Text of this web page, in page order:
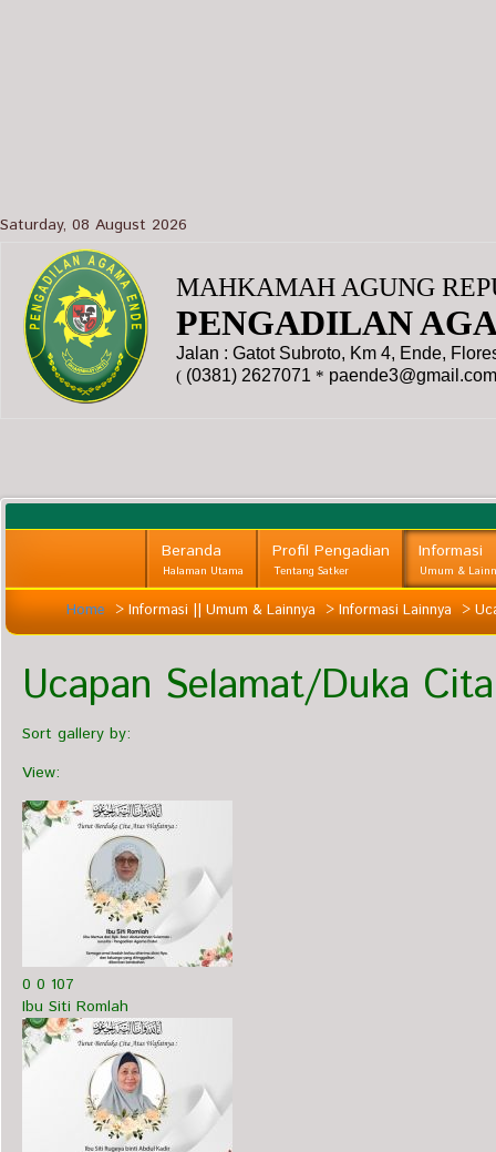
Saturday, 08 August 2026
MAHKAMAH AGUNG
PENGADILAN
Jalan : Gatot Subroto, Km 4, Ende,
( (0381) 2627071 * paende3@gmail.com
Beranda
Halaman Utama
Profil Pengadian
Tentang Satker
Informasi
Umum &
Home >Informasi || Umum & Lainnya >Informasi Lainnya >
Ucapan Selamat/Duka Cita
Sort gallery by:
View:
0 0 107
Ibu Siti Romlah